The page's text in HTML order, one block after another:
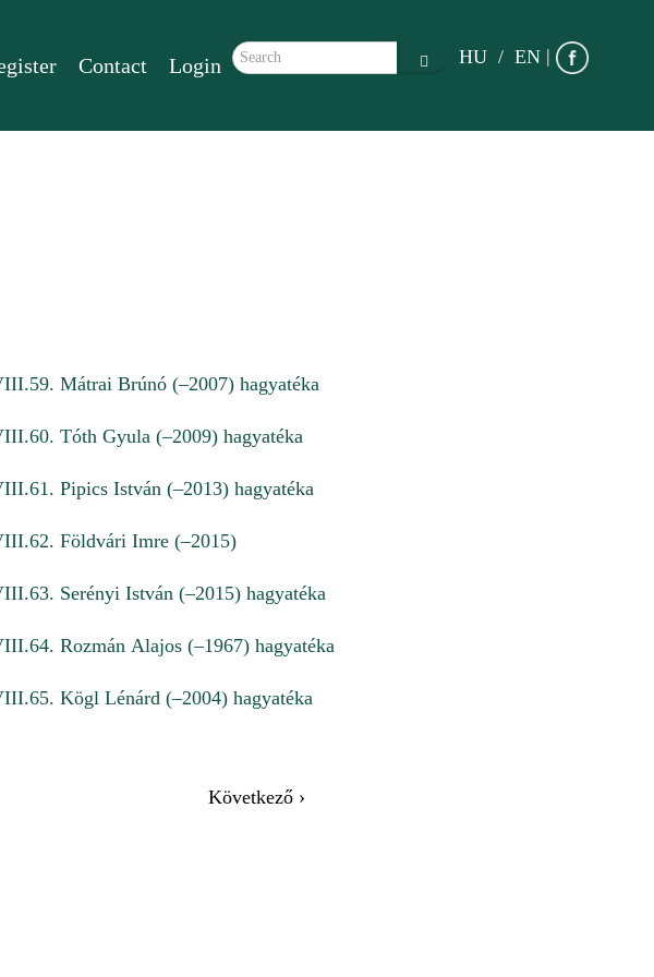
Contact Login |
HU EN
Search form
Mátrai Brúnó (–2007) hagyatéka
Tóth Gyula (–2009) hagyatéka
Pipics István (–2013) hagyatéka
Földvári Imre (–2015)
Serényi István (–2015) hagyatéka
Rozmán Alajos (–1967) hagyatéka
Kögl Lénárd (–2004) hagyatéka
Következő ›